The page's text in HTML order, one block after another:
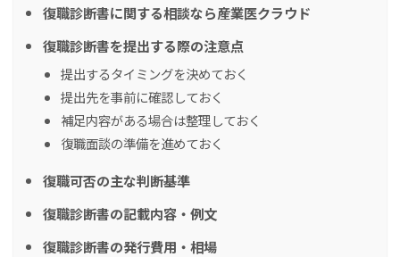
復職診断書に関する相談なら産業医クラウド
復職診断書を提出する際の注意点
提出するタイミングを決めておく
提出先を事前に確認しておく
補足内容がある場合は整理しておく
復職面談の準備を進めておく
復職可否の主な判断基準
復職診断書の記載内容・例文
復職診断書の発行費用・相場